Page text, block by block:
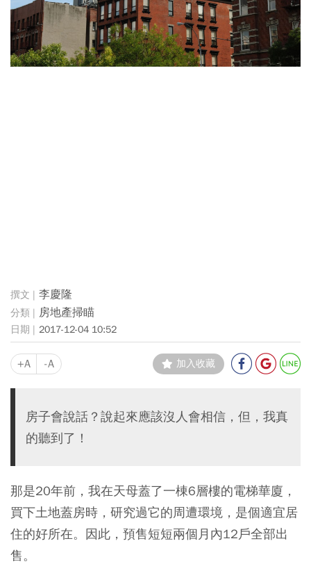
李慶隆
房地產掃瞄
2017-12-04 10:52
+A -A 加入收藏
房子會說話？說起來應該沒人會相信，但，我真
的聽到了！
那是20年前，我在天母蓋了一棟6層樓的電梯華廈，
買下土地蓋房時，研究過它的周遭環境，是個適宜居
住的好所在。因此，預售短短兩個月內12戶全部出
售。